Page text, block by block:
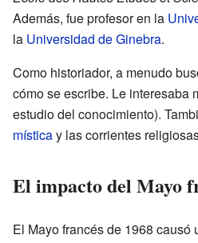
Además, fue profesor en la
la Universidad de Ginebra.
Como historiador, a menudo
cómo se escribe. Le interesaba
estudio del conocimiento).
místicay las corrientes
El impacto del Mayo
El Mayo francés de 1968 causó